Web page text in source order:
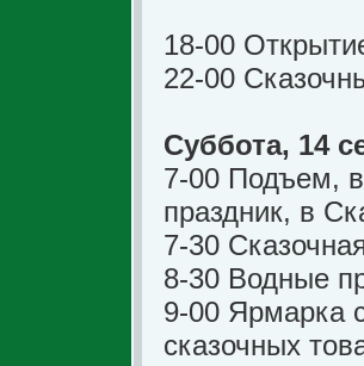
18-00
22-00
Суббота, 14
7-00 Подъем,
праздник, в
7-30
8-30 Водные
9-00 Ярмарка
сказочных